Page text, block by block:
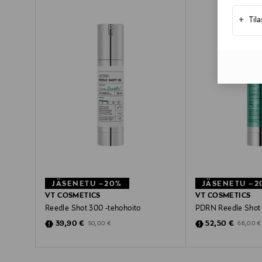
+
JÄSENETU –20%
VT COSMETICS
Reedle Shot 300 -tehohoito
Discounted Price
39,90 € Original Price
50,00 €
JÄSENETU
VT COSMETICS
PDRN Reedle
Discounted Price
52,50 € Original
66,00 €